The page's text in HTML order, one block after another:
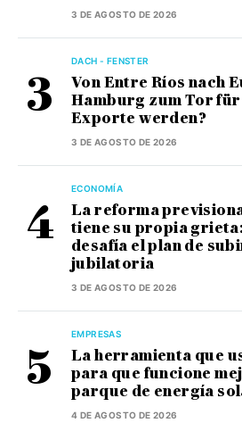
3 DE AGOSTO DE 2026
DACH - FENSTER
Von Entre Ríos nach
Hamburg zum Tor
Exporte werden?
3 DE AGOSTO DE 2026
ECONOMÍA
La reforma
tiene su propia
desafía el plan de
jubilatoria
3 DE AGOSTO DE 2026
EMPRESAS
La herramienta que
para que funcione
parque de energía
4 DE AGOSTO DE 2026